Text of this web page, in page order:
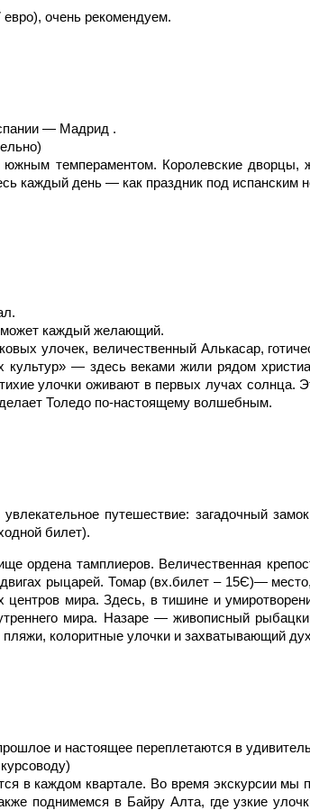
очень рекомендуем.
— Мадрид .
темпераментом. Королевские
каждый день — как праздник под испанским
может каждый желающий.
улочек, величественный Алькасар,
— здесь веками жили рядом
улочки оживают в первых лучах солнца.
Толедо по-настоящему волшебным.
путешествие: загадочный
билет).
ордена тамплиеров. Величественная
рыцарей. Томар (вх.билет – 15Є)—
центров мира. Здесь, в тишине и
мира. Назаре — живописный
пляжи, колоритные улочки и захватывающий
и настоящее переплетаются в
в каждом квартале. Во время экскурсии
поднимемся в Байру Алта, где узкие